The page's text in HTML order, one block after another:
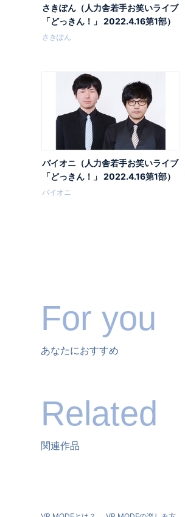
さきぽん（人力舎若手お笑いライブ
「どっきん！」 2022.4.16第1部）
さきぽん
バイオニ（人力舎若手お笑いライブ
「どっきん！」 2022.4.16第1部）
バイオニ
For you
あなたにおすすめ
Related
関連作品